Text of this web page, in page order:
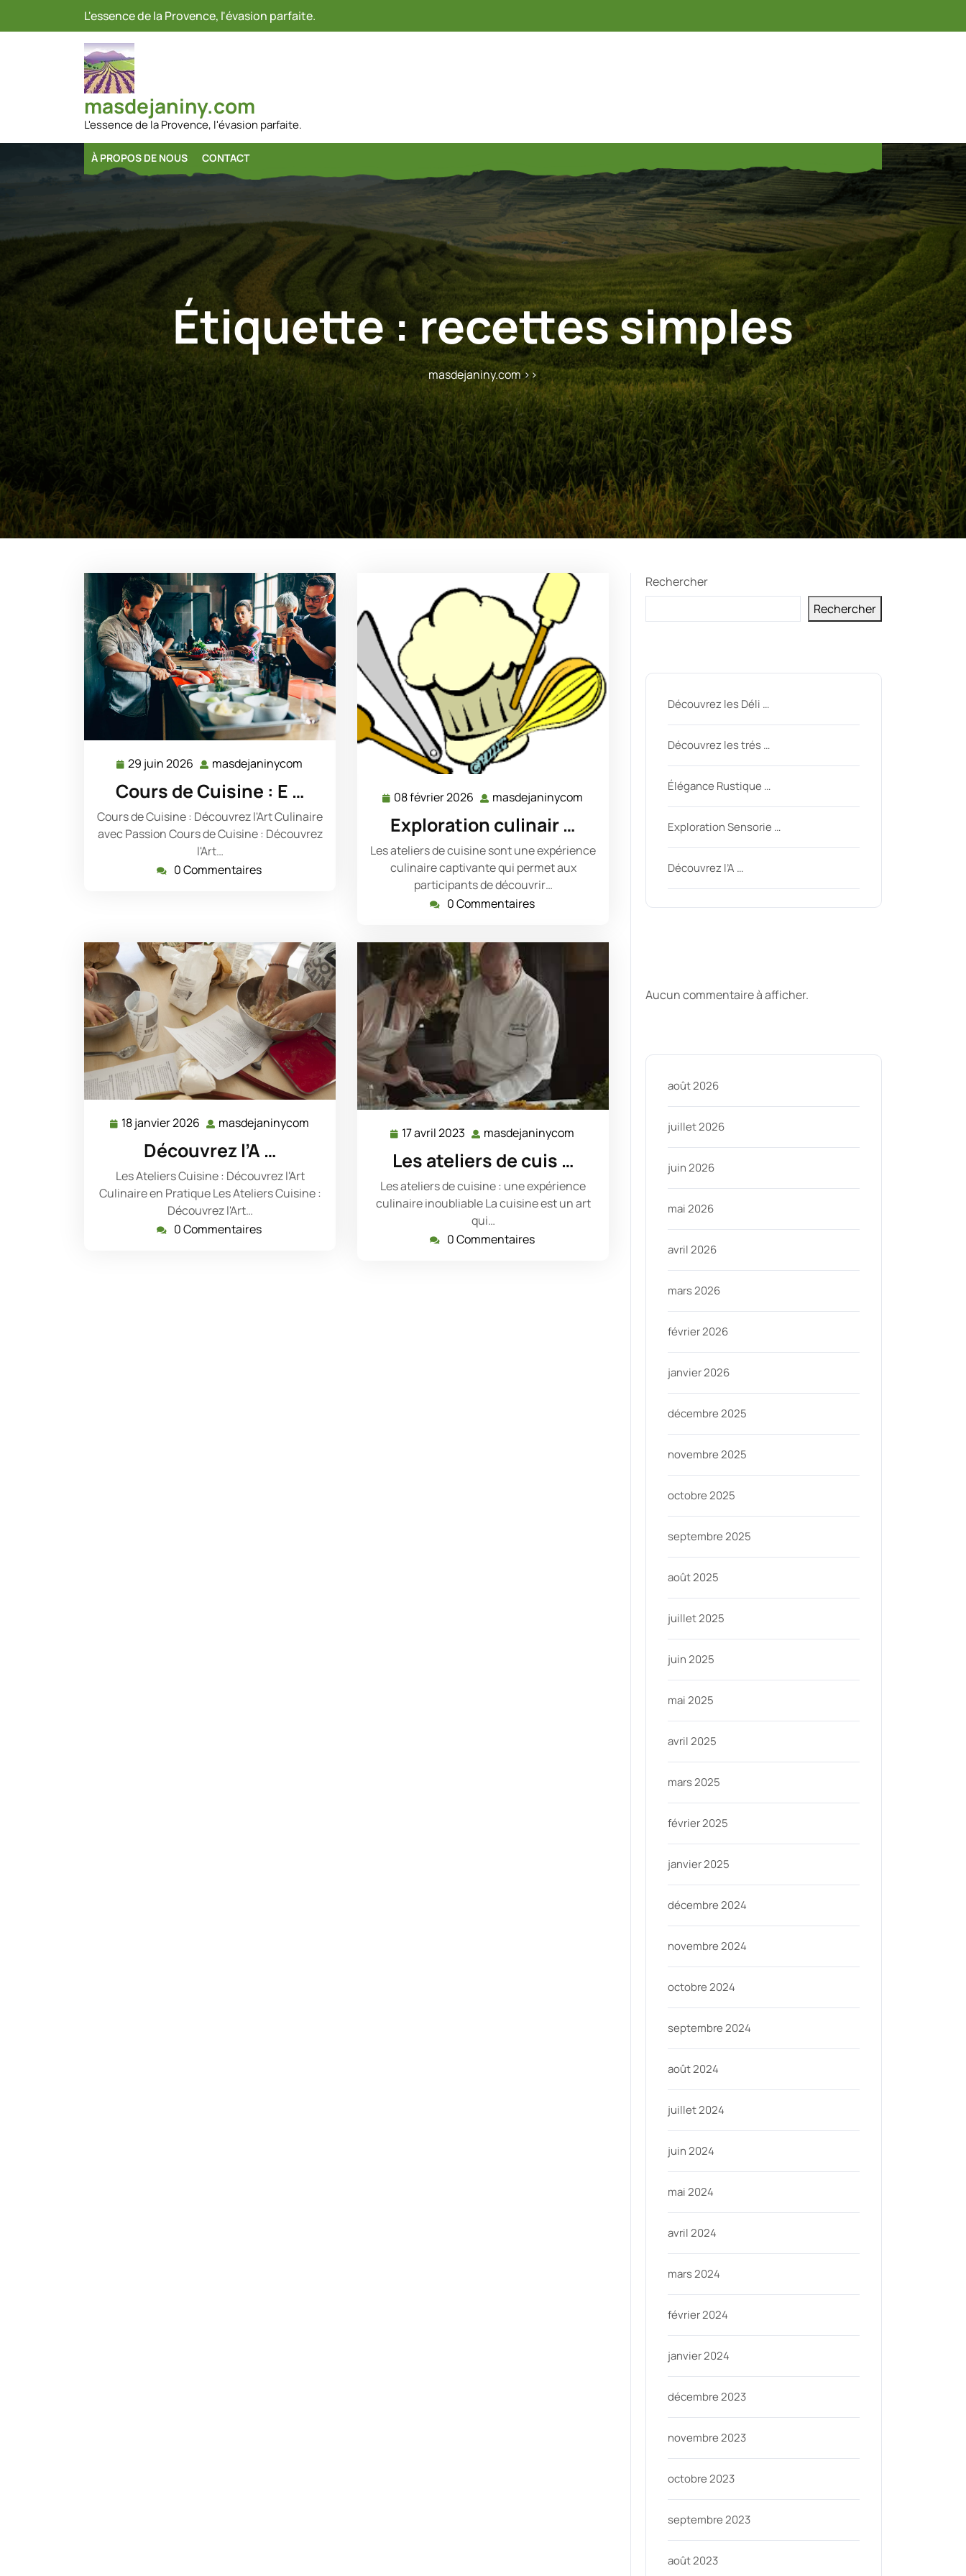
L'essence de la Provence, l'évasion parfaite.
masdejaniny.com
L'essence de la Provence, l'évasion parfaite.
À PROPOS DE NOUS CONTACT
Étiquette :recettes simples
masdejaniny.com>>
29 juin 2026 29
juin
2026
masdejaninycom
Cours de Cuisine : E …
Cours de Cuisine : Découvrez l'Art Culinaire
avec Passion Cours de Cuisine : Découvrez
l'Art…
0 Commentaires
08 février 2026 08
2026
masdejaninycom
Exploration culinair …
Les ateliers de cuisine sont une expérience
culinaire captivante qui permet aux
participants de découvrir…
0 Commentaires
18 janvier 2026 18
2026
masdejaninycom
Découvrez l’A …
Les Ateliers Cuisine : Découvrez l'Art
Culinaire en Pratique Les Ateliers Cuisine :
Découvrez l'Art…
0 Commentaires
17 avril 2023 17
2023
masdejaninycom
Les ateliers de cuis …
Les ateliers de cuisine : une expérience
culinaire inoubliable La cuisine est un art
qui…
0 Commentaires
Rechercher
Rechercher
Découvrez les Déli …
Découvrez les trés …
Élégance Rustique …
Exploration Sensorie …
Découvrez l’A …
Aucun commentaire à afficher.
août 2026
juillet 2026
juin 2026
mai 2026
avril 2026
mars 2026
février 2026
janvier 2026
décembre 2025
novembre 2025
octobre 2025
septembre 2025
août 2025
juillet 2025
juin 2025
mai 2025
avril 2025
mars 2025
février 2025
janvier 2025
décembre 2024
novembre 2024
octobre 2024
septembre 2024
août 2024
juillet 2024
juin 2024
mai 2024
avril 2024
mars 2024
février 2024
janvier 2024
décembre 2023
novembre 2023
octobre 2023
septembre 2023
août 2023